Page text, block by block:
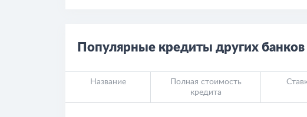
Популярные кредиты других банков
Название
Полная стоимость
кредита